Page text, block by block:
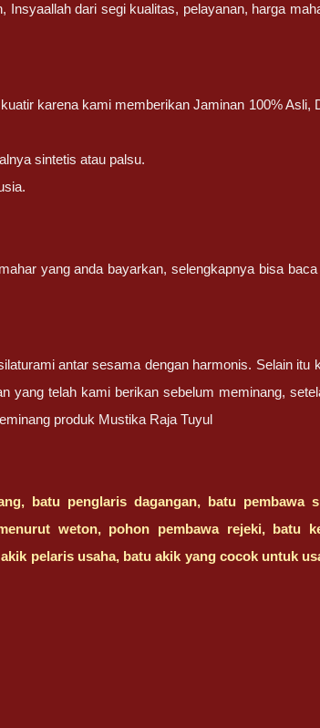
dari segi kualitas, pelayanan, harga
karena kami memberikan Jaminan 100% Asli,
sintetis atau palsu.
yang anda bayarkan, selengkapnya bisa
antar sesama dengan harmonis. Selain itu
yang telah kami berikan sebelum meminang,
produk Mustika Raja Tuyul
batu penglaris dagangan, batu pembawa
weton, pohon pembawa rejeki, batu
pelaris usaha, batu akik yang cocok untuk